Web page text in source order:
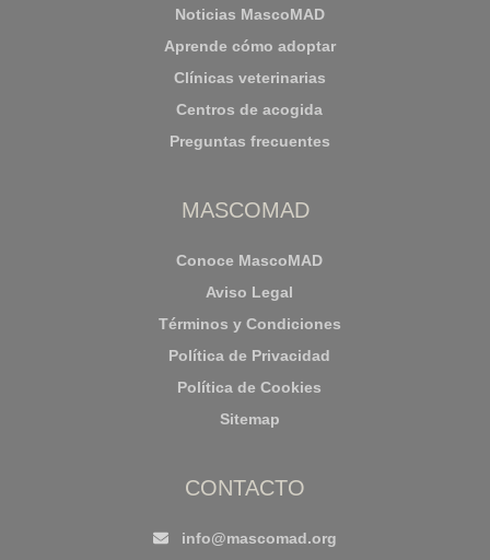
Noticias MascoMAD
Aprende cómo adoptar
Clínicas veterinarias
Centros de acogida
Preguntas frecuentes
MASCOMAD
Conoce MascoMAD
Aviso Legal
Términos y Condiciones
Política de Privacidad
Política de Cookies
Sitemap
CONTACTO
info@mascomad.org